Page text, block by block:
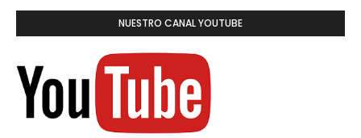
NUESTRO CANAL YOUTUBE